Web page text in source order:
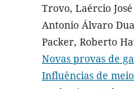
Trovo, Laércio
Antonio Álvaro
Packer, Roberto
Novas provas de
Influências de